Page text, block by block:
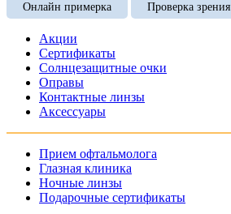
Онлайн примерка Проверка зрения
Акции
Сертификаты
Солнцезащитные очки
Оправы
Контактные линзы
Аксессуары
Прием офтальмолога
Глазная клиника
Ночные линзы
Подарочные сертификаты